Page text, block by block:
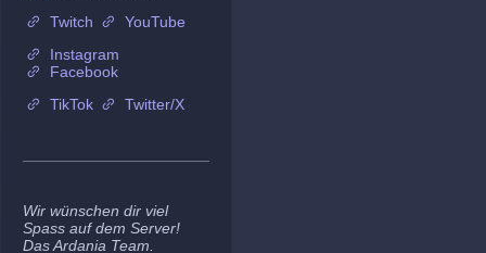
Twitch
YouTube
Instagram
Facebook
TikTok
Twitter/X
Wir wünschen dir viel
Spass auf dem Server!
Das Ardania Team.